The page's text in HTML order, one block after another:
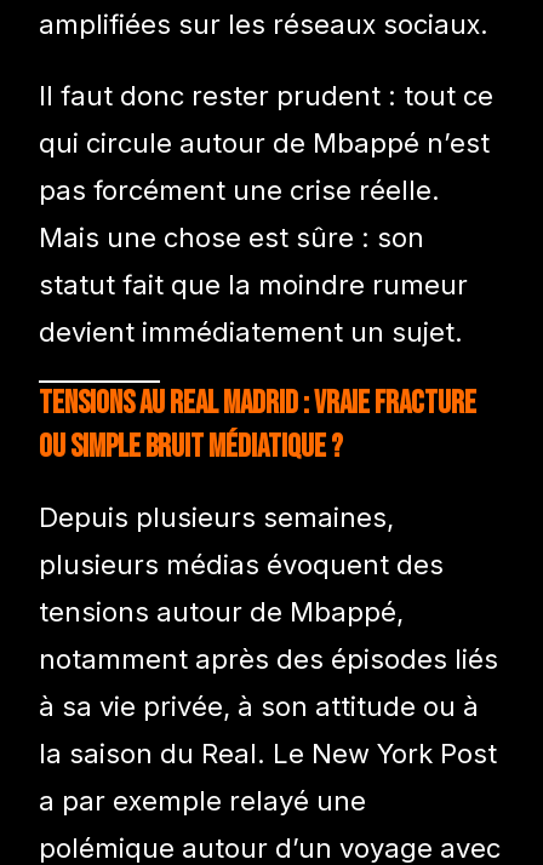
amplifiées sur les réseaux sociaux.
Il faut donc rester prudent : tout ce
qui circule autour de Mbappé n’est
pas forcément une crise réelle.
Mais une chose est sûre : son
statut fait que la moindre rumeur
devient immédiatement un sujet.
Tensions au Real Madrid : vraie fracture
ou simple bruit médiatique ?
Depuis plusieurs semaines,
plusieurs médias évoquent des
tensions autour de Mbappé,
notamment après des épisodes liés
à sa vie privée, à son attitude ou à
la saison du Real. Le New York Post
a par exemple relayé une
polémique autour d’un voyage avec